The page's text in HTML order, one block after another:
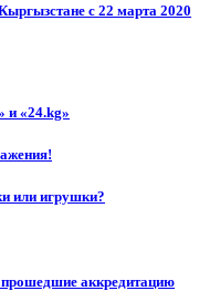
с 22 марта 2020
и «24.kg»
или игрушки?
аккредитацию